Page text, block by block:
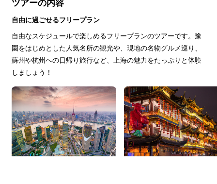
ツアーの内容
自由に過ごせるフリープラン
自由なスケジュールで楽しめるフリープランのツアーです。豫
園をはじめとした人気名所の観光や、現地の名物グルメ巡り、
蘇州や杭州への日帰り旅行など、上海の魅力をたっぷりと体験
しましょう！